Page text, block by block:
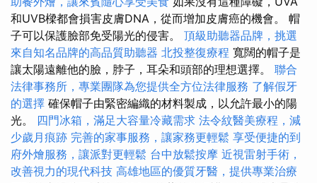
和UVB樑都會損害皮膚DNA，從而增加皮膚癌的機會。 帽
子可以保護臉部免受陽光的侵害。 頂級助聽器品牌，挑選
來自知名品牌的高品質助聽器 北投整復療程 寬闊的帽子是
讓太陽遠離他的臉，脖子，耳朵和頭部的理想選擇。 聯合
法律事務所，專業團隊為您提供全方位法律服務 了解假牙
的選擇 確保帽子由緊密編織的材料製成，以允許最小的陽
光。 四門冰箱，滿足大容量冷藏需求 法令紋醫美療程，減
少歲月痕跡 完善的家事服務，讓家務更輕鬆 享受便捷的到
府外燴服務，讓派對更輕鬆 台中放鬆按摩 近視雷射手術，
改善視力的現代科技 高雄地區的優質牙醫，提供專業治療